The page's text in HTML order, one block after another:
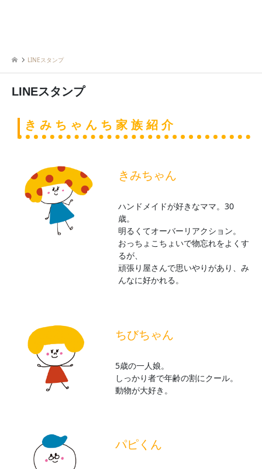
LINEスタンプ
LINEスタンプ
きみちゃんち家族紹介
きみちゃん
ハンドメイドが好きなママ。30
歳。
明るくてオーバーリアクション。
おっちょこちょいで物忘れをよくす
るが、
頑張り屋さんで思いやりがあり、み
んなに好かれる。
ちびちゃん
5歳の一人娘。
しっかり者で年齢の割にクール。
動物が大好き。
パピくん